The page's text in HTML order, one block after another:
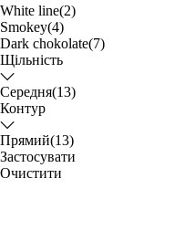
White line(2)
Smokey(4)
Dark chokolate(7)
Щільність
Середня(13)
Контур
Прямий(13)
Застосувати
Очистити